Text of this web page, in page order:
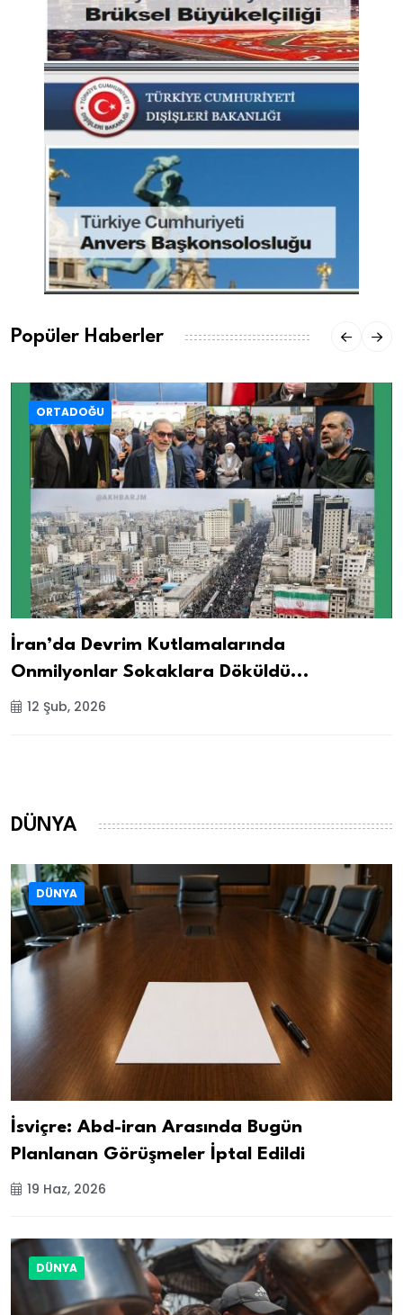
Popüler Haberler
ORTADOĞU
İran’da Devrim Kutlamalarında
Onmilyonlar Sokaklara Döküldü...
12 Şub, 2026
DÜNYA
DÜNYA
İsviçre: Abd-iran Arasında Bugün
Planlanan Görüşmeler İptal Edildi
19 Haz, 2026
DÜNYA